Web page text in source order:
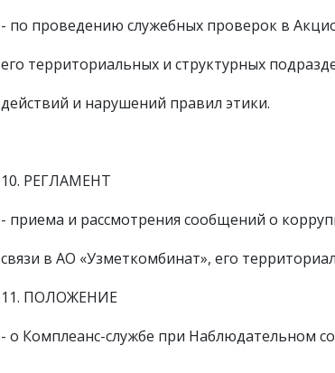
- по проведению служебных проверок в
его территориальных и структурных
действий и нарушений правил этики.
10. РЕГЛАМЕНТ
- приема и рассмотрения сообщений о
связи в АО «Узметкомбинат», его
11. ПОЛОЖЕНИЕ
- о Комплеанс-службе при Наблюдательном